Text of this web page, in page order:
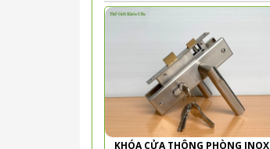
KHÓA CỬA THÔNG PHÒNG INOX